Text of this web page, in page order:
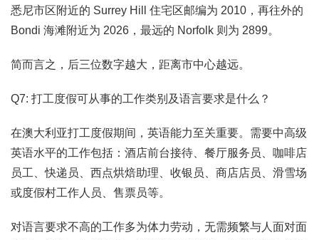
悉尼市区附近的 Surrey Hill 住宅区邮编为 2010，再往外的
Bondi 海滩附近为 2026，最远的 Norfolk 则为 2899。
简而言之，后三位数字越大，距离市中心越远。
Q7: 打工度假可从事的工作类别及语言要求是什么？
在澳大利亚打工度假期间，英语能力至关重要。需要中高级
英语水平的工作包括：酒店前台接待、餐厅服务员、咖啡店
员工、快递员、西点烘焙助理、收银员、商店店员、滑雪场
或度假村工作人员、售票员等。
对语言要求不高的工作多为体力劳动，无需频繁与人面对面